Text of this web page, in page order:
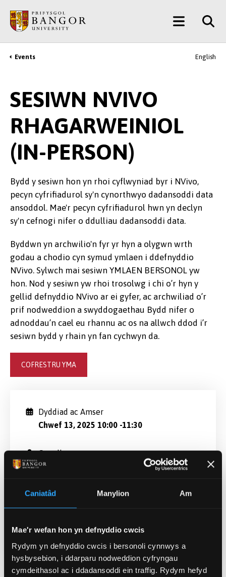
Caniatâd Manylion Am
Mae'r wefan hon yn defnyddio cwcis
Rydym yn defnyddio cwcis i bersonoli cynnwys a
hysbysebion, i ddarparu nodweddion cyfryngau
cymdeithasol ac i ddadansoddi ein traffig. Rydym hefyd
Prif
Gynnwys
Main
Menu
Breadcrumb
Events English
SESIWN NVIVO
RHAGARWEINIOL
(IN-PERSON)
Bydd y sesiwn hon yn rhoi cyflwyniad byr i NVivo,
pecyn cyfrifiadurol sy'n cynorthwyo dadansoddi data
ansoddol. Mae'r pecyn cyfrifiadurol hwn yn declyn
sy'n cefnogi nifer o ddulliau dadansoddi data.
Byddwn yn archwilio'n fyr yr hyn a olygwn wrth
godau a chodio cyn symud ymlaen i ddefnyddio
NVivo. Sylwch mai sesiwn YMLAEN BERSONOL yw
hon. Nod y sesiwn yw rhoi trosolwg i chi o’r hyn y
gellid defnyddio NVivo ar ei gyfer, ac archwiliad o’r
prif nodweddion a swyddogaethau Bydd nifer o
adnoddau’n cael eu rhannu ac os na allwch ddod i’r
sesiwn bydd y rhain yn fan cychwyn da.
COFRESTRU YMA
Dyddiad ac Amser
Chwef 13, 2025 10:00 -11:30
Cyswllt
Doctoral School
Lleoliad
date